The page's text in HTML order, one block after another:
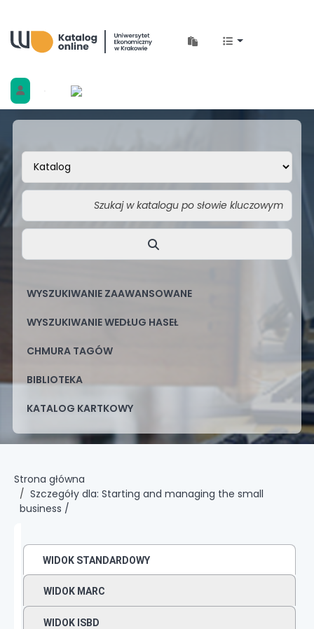
Biblioteka Uniwersytetu Ekonomicznego w
WYSZUKIWANIE ZAAWANSOWANE
WYSZUKIWANIE WEDŁUG HASEŁ
CHMURA TAGÓW
BIBLIOTEKA
KATALOG KARTKOWY
Strona główna
Szczegóły dla: Starting and managing the small
business /
WIDOK STANDARDOWY
WIDOK MARC
WIDOK ISBD